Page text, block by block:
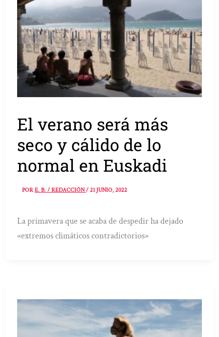
El verano será más
seco y cálido de lo
normal en Euskadi
PORE. B. / REDACCIÓN/21 JUNIO, 2022
La primavera que se acaba de despedir ha dejado
«extremos climáticos contradictorios»